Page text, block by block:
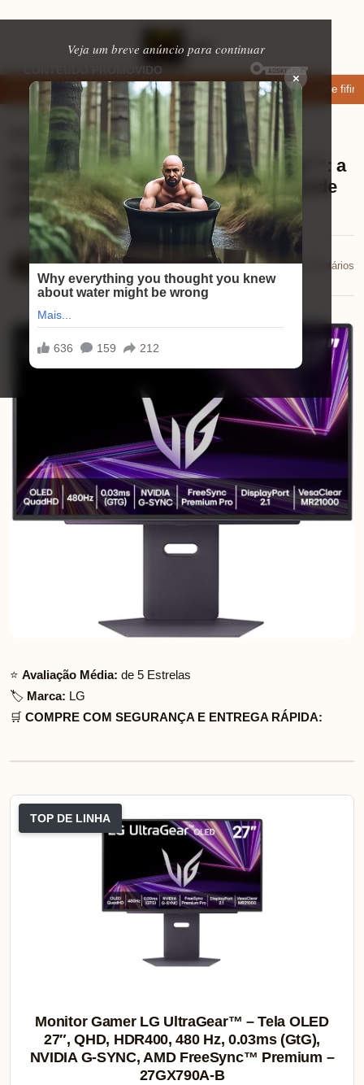
Veja um breve anúncio para continuar
×
apps de namoro que permitem enviar fotos e vídeos Microfone fifine
Eletrônicos ⏱ 1 min de leitura
Review Monitor Gamer LG UltraGear™: a
experiência imersiva que você não pode
perder!
Mariana Souza
28/10/2025
📅 28/10/2025💬 0 comentários
⭐ Avaliação Média: de 5 Estrelas
🏷️ Marca: LG
🛒 COMPRE COM SEGURANÇA E ENTREGA RÁPIDA:
TOP DE LINHA
Monitor Gamer LG UltraGear™ – Tela OLED
27″, QHD, HDR400, 480 Hz, 0.03ms (GtG),
NVIDIA G-SYNC, AMD FreeSync™ Premium –
27GX790A-B